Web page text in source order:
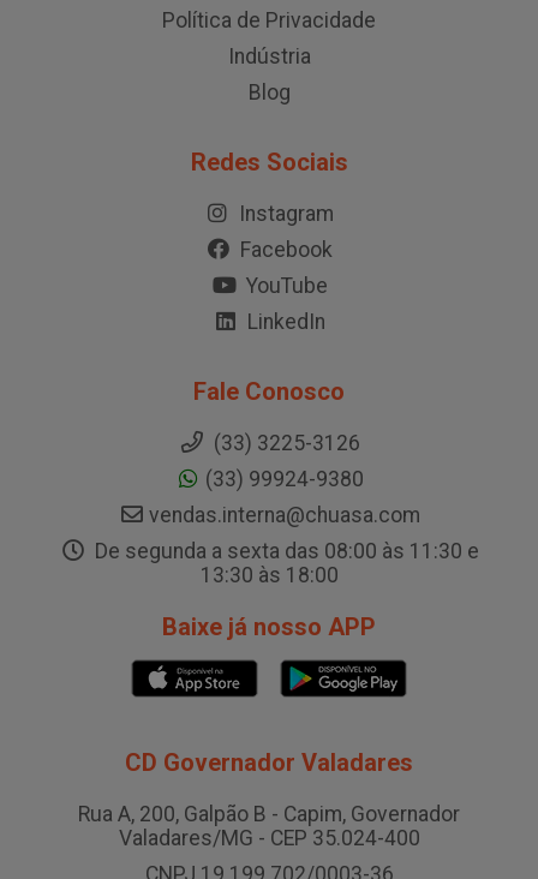
Política de Privacidade
Indústria
Blog
Redes Sociais
Instagram
Facebook
YouTube
LinkedIn
Fale Conosco
(33) 3225-3126
(33) 99924-9380
vendas.interna@chuasa.com
De segunda a sexta das 08:00 às 11:30 e
13:30 às 18:00
Baixe já nosso APP
CD Governador Valadares
Rua A, 200, Galpão B - Capim, Governador
Valadares/MG - CEP 35.024-400
CNPJ 19.199.702/0003-36